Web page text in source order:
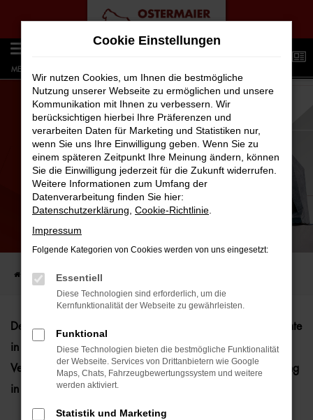
Zum
Hauptinhalt
springen
MENÜ
AIRBAG
SICHERHEIT IM AUTO NEU DEFINIERT
Startseite Kfz.-Lexikon
Der Airbag ist eines der entscheidendsten Sicherheitselemente
in modernen Fahrzeugen. Entwickelt, um bei einem Unfall
Verletzungen zu minimieren, hat er sich seit seiner Einführung
in den 1970er Jahren enorm weiterentwickelt.
Cookie Einstellungen
Wir nutzen Cookies, um Ihnen die bestmögliche
Nutzung unserer Webseite zu ermöglichen und unsere
Kommunikation mit Ihnen zu verbessern. Wir
berücksichtigen hierbei Ihre Präferenzen und
verarbeiten Daten für Marketing und Statistiken nur,
wenn Sie uns Ihre Einwilligung geben. Wenn Sie zu
einem späteren Zeitpunkt Ihre Meinung ändern, können
Sie die Einwilligung jederzeit für die Zukunft widerrufen.
Weitere Informationen zum Umfang der
Datenverarbeitung finden Sie hier:
Datenschutzerklärung Cookie-Richtlinie
Impressum
Folgende Kategorien von Cookies werden von uns eingesetzt:
Essentiell
Diese Technologien sind erforderlich, um die
Kernfunktionalität der Webseite zu gewährleisten.
Funktional
Diese Technologien bieten die bestmögliche Funktionalität
der Webseite. Services von Drittanbietern wie Google
Maps, Chats, Fahrzeugbewertungssystem und weitere
werden aktiviert.
Statistik und Marketing